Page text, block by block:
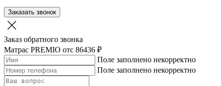
Заказать звонок
Заказ обратного звонка
Матрас PREMIO отc 86436 ₽
Поле заполнено некорректно
Поле заполнено некорректно